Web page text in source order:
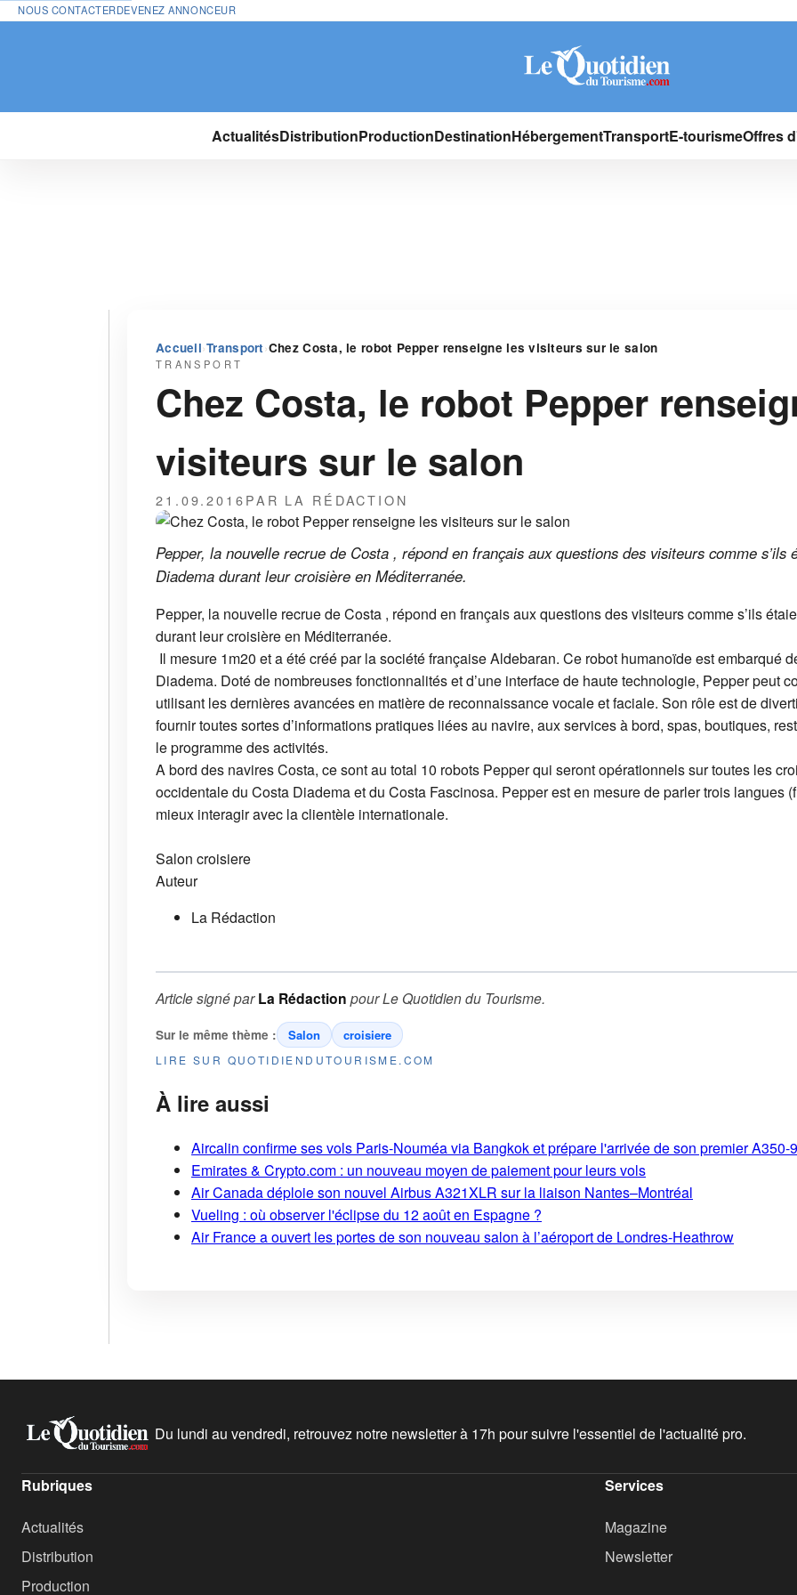
NOUS CONTACTERDEVENEZ ANNONCEUR
ActualitésDistributionProductionDestinationHébergementTransportE-tourismeOffres
Accueil›Transport ›Chez Costa, le robot Pepper renseigne les visiteurs sur le salon
TRANSPORT
Chez Costa, le robot Pepper
visiteurs sur le salon
21.09.2016PAR LA RÉDACTION
Pepper, la nouvelle recrue de Costa , répond en français aux questions des visiteurs comme s’ils
Diadema durant leur croisière en Méditerranée.
Pepper, la nouvelle recrue de Costa , répond en français aux questions des visiteurs comme s’ils
durant leur croisière en Méditerranée.
Il mesure 1m20 et a été créé par la société française Aldebaran. Ce robot humanoïde est embarqué
Diadema. Doté de nombreuses fonctionnalités et d’une interface de haute technologie, Pepper peut
utilisant les dernières avancées en matière de reconnaissance vocale et faciale. Son rôle est de
fournir toutes sortes d’informations pratiques liées au navire, aux services à bord, spas, boutiques,
le programme des activités.
A bord des navires Costa, ce sont au total 10 robots Pepper qui seront opérationnels sur toutes les
occidentale du Costa Diadema et du Costa Fascinosa. Pepper est en mesure de parler trois langues
mieux interagir avec la clientèle internationale.
Salon croisiere
Auteur
La Rédaction
Article signé parLa Rédaction pourLe Quotidien du Tourisme.
Sur le même thème : Salon croisiere
LIRE SUR QUOTIDIENDUTOURISME.COM
À lire aussi
Aircalin confirme ses vols Paris-Nouméa via Bangkok et prépare l'arrivée de son premier A350-
Emirates & Crypto.com : un nouveau moyen de paiement pour leurs vols
Air Canada déploie son nouvel Airbus A321XLR sur la liaison Nantes–Montréal
Vueling : où observer l'éclipse du 12 août en Espagne ?
Air France a ouvert les portes de son nouveau salon à l’aéroport de Londres-Heathrow
Du lundi au vendredi, retrouvez notre newsletter à 17h pour suivre l'essentiel de l'actualité pro.
Rubriques
Actualités
Distribution
Production
Services
Magazine
Newsletter